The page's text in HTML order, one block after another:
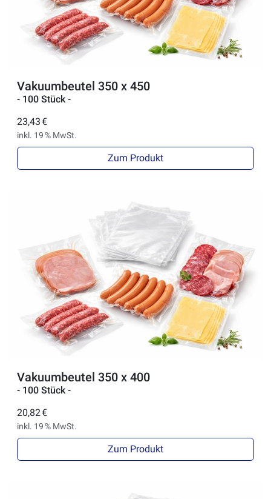
Vakuumbeutel 350 x 450
- 100 Stück -
23,43 €
inkl. 19 % MwSt.
Zum Produkt
Vakuumbeutel 350 x 400
- 100 Stück -
20,82 €
inkl. 19 % MwSt.
Zum Produkt